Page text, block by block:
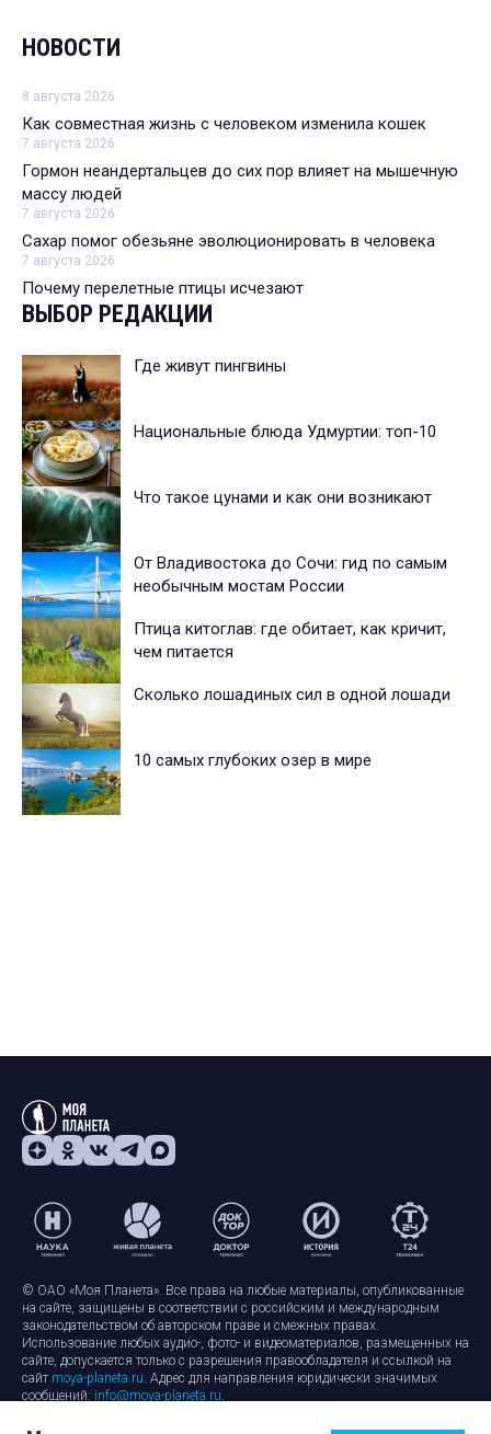
НОВОСТИ
8 августа 2026
Как совместная жизнь с человеком изменила кошек
7 августа 2026
Гормон неандертальцев до сих пор влияет на мышечную
массу людей
7 августа 2026
Сахар помог обезьяне эволюционировать в человека
7 августа 2026
Почему перелетные птицы исчезают
ВЫБОР РЕДАКЦИИ
Где живут пингвины
Национальные блюда Удмуртии: топ-10
Что такое цунами и как они возникают
От Владивостока до Сочи: гид по самым
необычным мостам России
Птица китоглав: где обитает, как кричит,
чем питается
Сколько лошадиных сил в одной лошади
10 самых глубоких озер в мире
© ОАО «Моя Планета». Все права на любые материалы, опубликованные
на сайте, защищены в соответствии с российским и международным
законодательством об авторском праве и смежных правах.
Использование любых аудио-, фото- и видеоматериалов, размещенных на
сайте, допускается только с разрешения правообладателя и ссылкой на
сайт moya-planeta.ru. Адрес для направления юридически значимых
сообщений: info@moya-planeta.ru.